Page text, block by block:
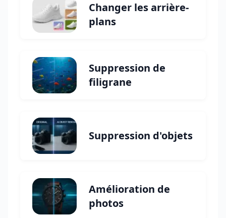
Changer les arrière-
plans
Suppression de
filigrane
Suppression d'objets
Amélioration de
photos